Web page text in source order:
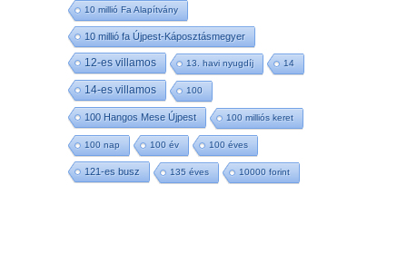
10 millió Fa Alapítvány
10 millió fa Újpest-Káposztásmegyer
12-es villamos 13. havi nyugdíj 14
14-es villamos 100
100 Hangos Mese Újpest 100 milliós keret
100 nap 100 év 100 éves
121-es busz 135 éves 10000 forint